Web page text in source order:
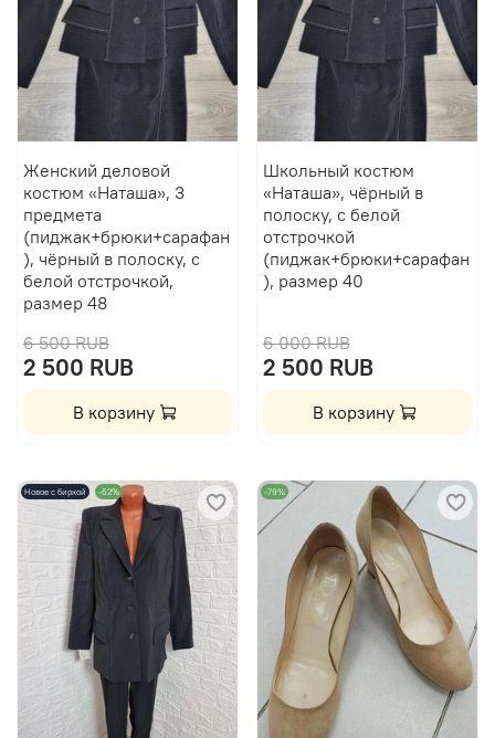
Женский деловой
костюм «Наташа», 3
предмета
(пиджак+брюки+сарафан
), чёрный в полоску, с
белой отстрочкой,
размер 48
6 500 RUB
2 500 RUB
В корзину
Школьный костюм
«Наташа», чёрный в
полоску, с белой
отстрочкой
(пиджак+брюки+сарафан
), размер 40
6 000 RUB
2 500 RUB
В корзину
Новое с биркой -62% -79%